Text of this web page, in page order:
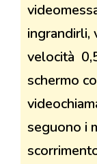
ingrandirli,
velocità
schermo
seguono i